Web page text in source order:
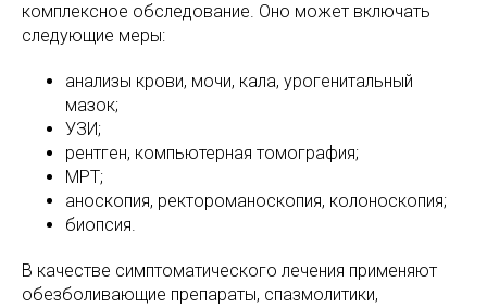
комплексное обследование. Оно может включать
следующие меры:
анализы крови, мочи, кала, урогенитальный
мазок;
УЗИ;
рентген, компьютерная томография;
МРТ;
аноскопия, ректороманоскопия, колоноскопия;
биопсия.
В качестве симптоматического лечения применяют
обезболивающие препараты, спазмолитики,